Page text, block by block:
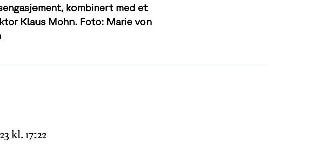
kombinert med et
Klaus Mohn. Foto: Marie von
kl. 17:22